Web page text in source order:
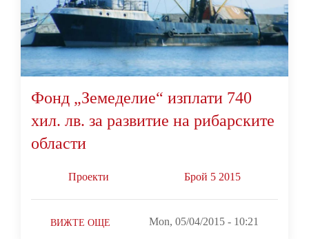
Фонд „Земеделие“ изплати 740
хил. лв. за развитие на рибарските
области
Проекти Брой 5 2015
ВИЖТЕ ОЩЕ Mon, 05/04/2015 - 10:21